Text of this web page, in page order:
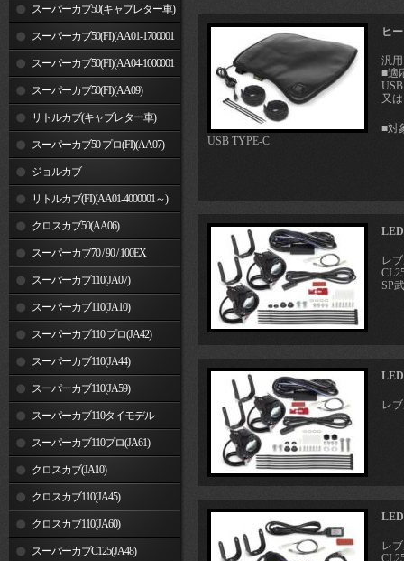
スーパーカブ50(キャブレター車)
スーパーカブ50(FI)(AA01-1700001
～) スーパーカブ50(FI)(AA04-1000001
～) スーパーカブ50(FI)(AA09)
リトルカブ(キャブレター車)
スーパーカブ50 プロ(FI)(AA07)
ジョルカブ
リトルカブ(FI)(AA01-4000001～)
クロスカブ50(AA06)
スーパーカブ70 / 90 / 100EX
スーパーカブ110(JA07)
スーパーカブ110(JA10)
スーパーカブ110 プロ(JA42)
スーパーカブ110(JA44)
スーパーカブ110(JA59)
スーパーカブ110タイモデル
(MLHJA56)
スーパーカブ110プロ(JA61)
クロスカブ(JA10)
クロスカブ110(JA45)
クロスカブ110(JA60)
スーパーカブC125(JA48)
ヒ
汎用
■適
又
■対
USB TYPE-C
レ
SP
レ
レ